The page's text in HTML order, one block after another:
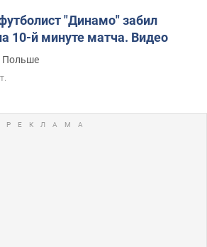
"Динамо" забил
10-й минуте матча. Видео
Польше